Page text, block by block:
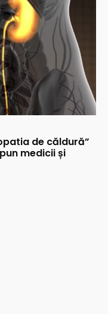
de căldură”
medicii și